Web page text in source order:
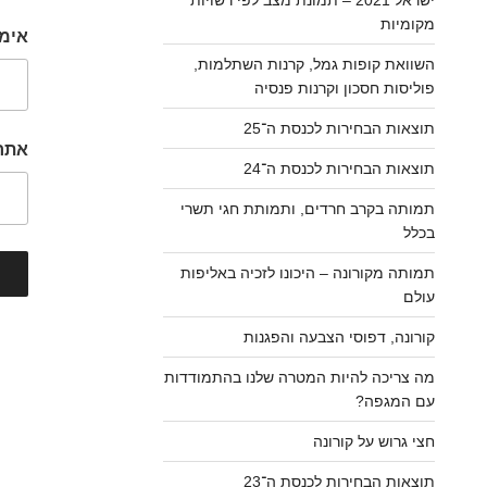
מקומיות
השוואת קופות גמל, קרנות השתלמות,
פוליסות חסכון וקרנות פנסיה
תוצאות הבחירות לכנסת ה־25
תוצאות הבחירות לכנסת ה־24
תמותה בקרב חרדים, ותמותת חגי תשרי
בכלל
תמותה מקורונה – היכונו לזכיה באליפות
עולם
קורונה, דפוסי הצבעה והפגנות
מה צריכה להיות המטרה שלנו בהתמודדות
עם המגפה?
חצי גרוש על קורונה
תוצאות הבחירות לכנסת ה־23